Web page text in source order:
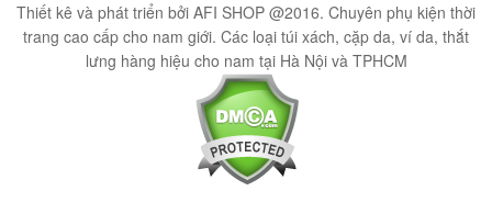
Thiết kê và phát triển bởi AFI SHOP @2016. Chuyên phụ kiện thời
trang cao cấp cho nam giới. Các loại túi xách, cặp da, ví da, thắt
lưng hàng hiệu cho nam tại Hà Nội và TPHCM